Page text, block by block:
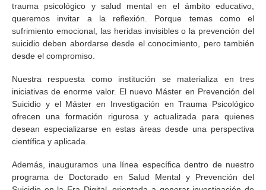
trauma psicológico y salud mental en el ámbito educativo,
queremos invitar a la reflexión. Porque temas como el
sufrimiento emocional, las heridas invisibles o la prevención del
suicidio deben abordarse desde el conocimiento, pero también
desde el compromiso.
Nuestra respuesta como institución se materializa en tres
iniciativas de enorme valor. El nuevo Máster en Prevención del
Suicidio y el Máster en Investigación en Trauma Psicológico
ofrecen una formación rigurosa y actualizada para quienes
desean especializarse en estas áreas desde una perspectiva
científica y aplicada.
Además, inauguramos una línea específica dentro de nuestro
programa de Doctorado en Salud Mental y Prevención del